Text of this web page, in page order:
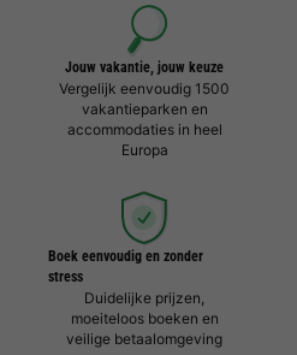
Jouw vakantie, jouw keuze
Vergelijk eenvoudig 1500
vakantieparken en
accommodaties in heel
Europa
Boek eenvoudig en zonder
stress
Duidelijke prijzen,
moeiteloos boeken en
veilige betaalomgeving